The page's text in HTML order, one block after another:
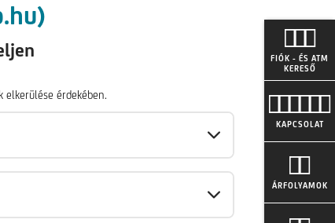
FIÓK - ÉS ATM
KERESŐ
KAPCSOLAT
ÁRFOLYAMOK
érdekében.